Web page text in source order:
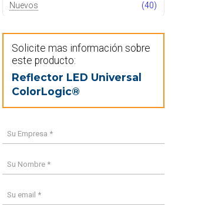
Nuevos (40)
Solicite mas información sobre
este producto:
Reflector LED Universal
ColorLogic®